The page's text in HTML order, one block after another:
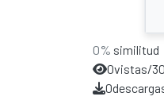
0% similitud
0vistas/
0